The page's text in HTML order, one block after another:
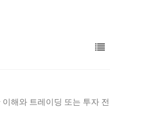
해와 트레이딩 또는 투자 전